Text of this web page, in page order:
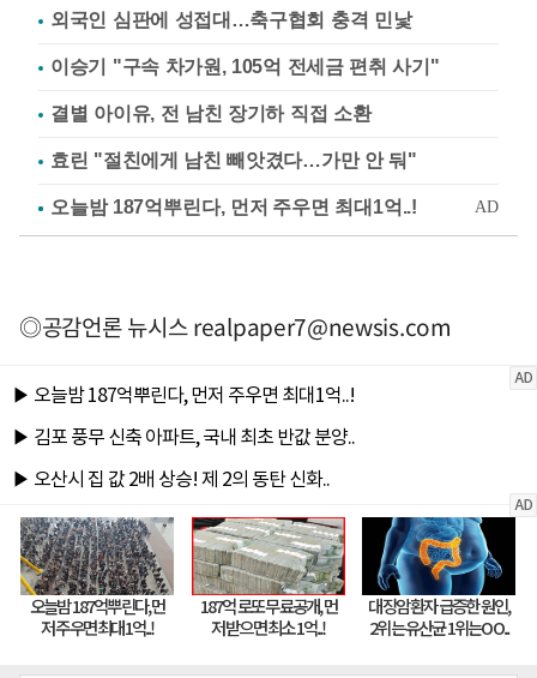
외국인 심판에 성접대…축구협회 충격 민낯
이승기 "구속 차가원, 105억 전세금 편취 사기"
결별 아이유, 전 남친 장기하 직접 소환
효린 "절친에게 남친 빼앗겼다…가만 안 둬"
◎공감언론 뉴시스realpaper7@newsis.com